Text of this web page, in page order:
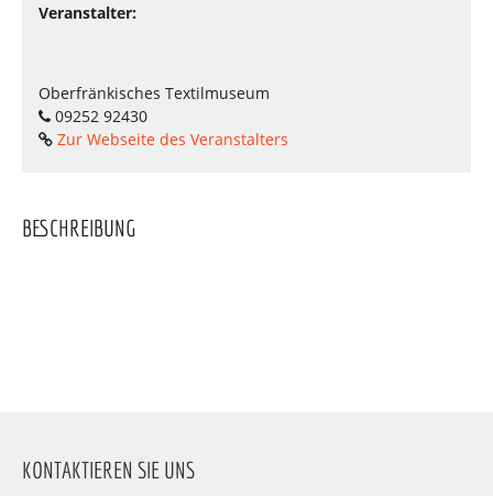
Veranstalter:
Oberfränkisches Textilmuseum
09252 92430
Zur Webseite des Veranstalters
BESCHREIBUNG
KONTAKTIEREN SIE UNS